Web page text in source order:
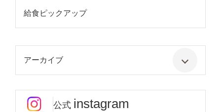
給食ピックアップ
アーカイブ
公式 instagram